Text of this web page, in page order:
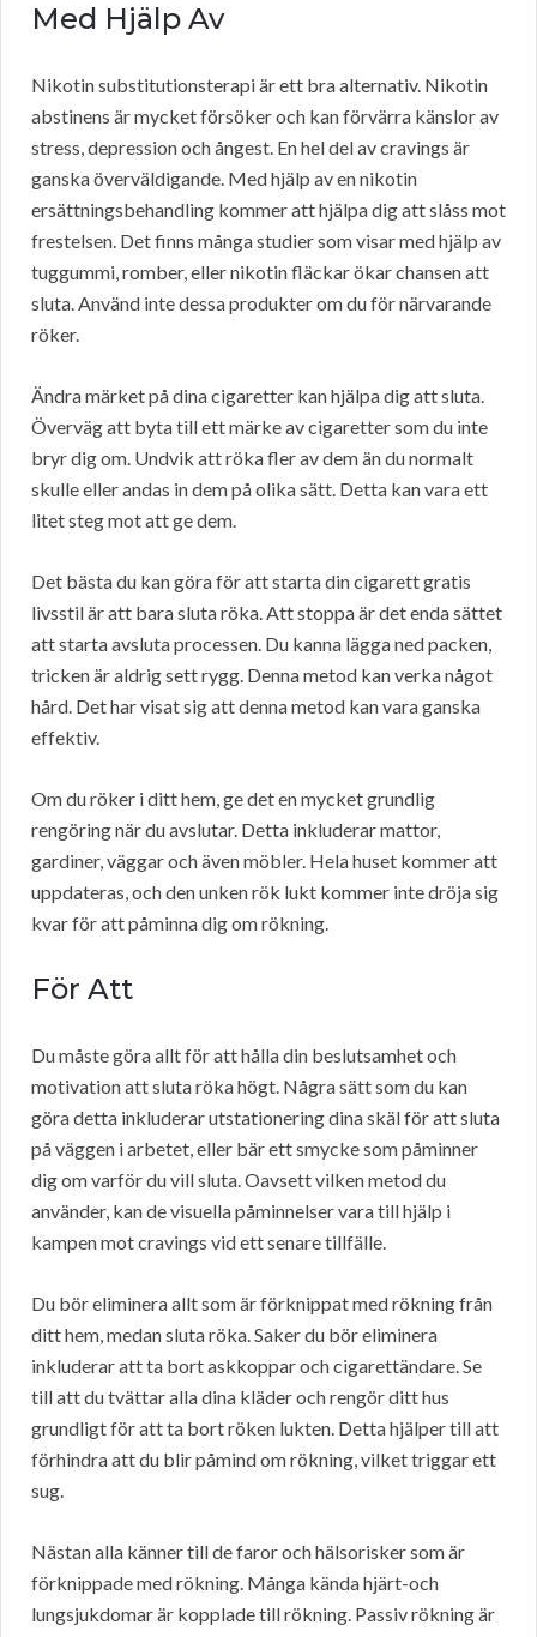
Med Hjälp Av
Nikotin substitutionsterapi är ett bra alternativ. Nikotin
abstinens är mycket försöker och kan förvärra känslor av
stress, depression och ångest. En hel del av cravings är
ganska överväldigande. Med hjälp av en nikotin
ersättningsbehandling kommer att hjälpa dig att slåss mot
frestelsen. Det finns många studier som visar med hjälp av
tuggummi, romber, eller nikotin fläckar ökar chansen att
sluta. Använd inte dessa produkter om du för närvarande
röker.
Ändra märket på dina cigaretter kan hjälpa dig att sluta.
Överväg att byta till ett märke av cigaretter som du inte
bryr dig om. Undvik att röka fler av dem än du normalt
skulle eller andas in dem på olika sätt. Detta kan vara ett
litet steg mot att ge dem.
Det bästa du kan göra för att starta din cigarett gratis
livsstil är att bara sluta röka. Att stoppa är det enda sättet
att starta avsluta processen. Du kanna lägga ned packen,
tricken är aldrig sett rygg. Denna metod kan verka något
hård. Det har visat sig att denna metod kan vara ganska
effektiv.
Om du röker i ditt hem, ge det en mycket grundlig
rengöring när du avslutar. Detta inkluderar mattor,
gardiner, väggar och även möbler. Hela huset kommer att
uppdateras, och den unken rök lukt kommer inte dröja sig
kvar för att påminna dig om rökning.
För Att
Du måste göra allt för att hålla din beslutsamhet och
motivation att sluta röka högt. Några sätt som du kan
göra detta inkluderar utstationering dina skäl för att sluta
på väggen i arbetet, eller bär ett smycke som påminner
dig om varför du vill sluta. Oavsett vilken metod du
använder, kan de visuella påminnelser vara till hjälp i
kampen mot cravings vid ett senare tillfälle.
Du bör eliminera allt som är förknippat med rökning från
ditt hem, medan sluta röka. Saker du bör eliminera
inkluderar att ta bort askkoppar och cigarettändare. Se
till att du tvättar alla dina kläder och rengör ditt hus
grundligt för att ta bort röken lukten. Detta hjälper till att
förhindra att du blir påmind om rökning, vilket triggar ett
sug.
Nästan alla känner till de faror och hälsorisker som är
förknippade med rökning. Många kända hjärt-och
lungsjukdomar är kopplade till rökning. Passiv rökning är